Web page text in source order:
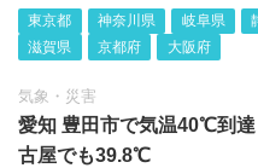
東京都 神奈川県 岐阜県
滋賀県
京都府 大阪府
気象・災害
愛知 豊田市で気温40℃到
古屋でも39.8℃